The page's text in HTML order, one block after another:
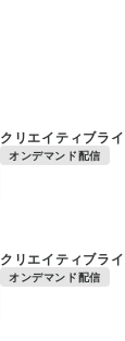
クリエイティブラ
オンデマンド配信
クリエイティブラ
オンデマンド配信